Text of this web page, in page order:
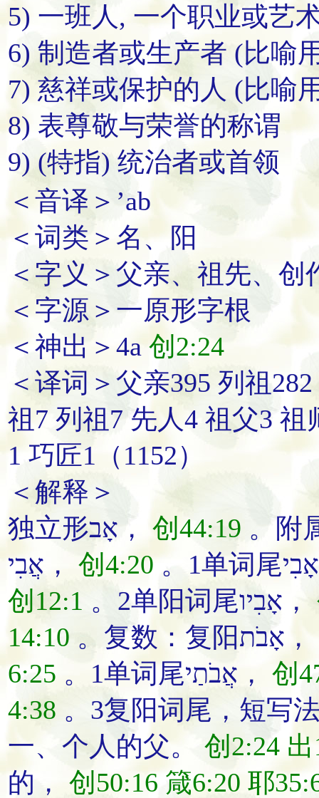
5) 一班人, 一个职业或艺
6) 制造者或生产者 (比喻
7) 慈祥或保护的人 (比喻
8) 表尊敬与荣誉的称谓
9) (特指) 统治者或首领
＜音译＞’ab
＜词类＞名、阳
＜字义＞父亲、祖先、创
＜字源＞一原形字根
＜神出＞4a 创2:24
＜译词＞父亲395 列祖
祖7 列祖7 先人4 祖父3
1 巧匠1（1152）
＜解释＞
独立形אָב， 创44:19
אֲבִי， 创4:20
创12:1
。2单阳词尾אָבִיו，
14:10
。复数：复阳אָבֹת，
6:25
。1单词尾אֲבֹתַי， 创
4:38
一、个人的父。 创2:24
的， 创50:16 箴6:20 耶